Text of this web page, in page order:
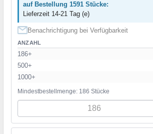
auf Bestellung 1591 Stücke:
Lieferzeit 14-21 Tag (e)
Benachrichtigung bei Verfügbarkeit
ANZAHL
186+
500+
1000+
Mindestbestellmenge: 186 Stücke